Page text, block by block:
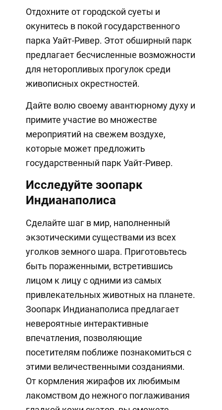
Отдохните от городской суеты и
окунитесь в покой государственного
парка Уайт-Ривер. Этот обширный парк
предлагает бесчисленные возможности
для неторопливых прогулок среди
живописных окрестностей.
Дайте волю своему авантюрному духу и
примите участие во множестве
мероприятий на свежем воздухе,
которые может предложить
государственный парк Уайт-Ривер.
Исследуйте зоопарк
Индианаполиса
Сделайте шаг в мир, наполненный
экзотическими существами из всех
уголков земного шара. Приготовьтесь
быть пораженными, встретившись
лицом к лицу с одними из самых
привлекательных животных на планете.
Зоопарк Индианаполиса предлагает
невероятные интерактивные
впечатления, позволяющие
посетителям поближе познакомиться с
этими величественными созданиями.
От кормления жирафов их любимым
лакомством до нежного поглаживания